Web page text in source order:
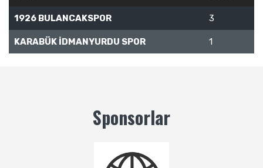
1926 BULANCAKSPOR 3
KARABÜK İDMANYURDU SPOR 1
Sponsorlar